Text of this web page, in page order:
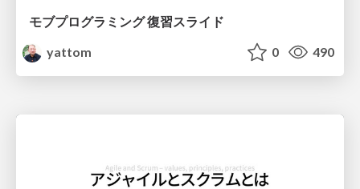
モブプログラミング 復習スライド
yattom
0 490